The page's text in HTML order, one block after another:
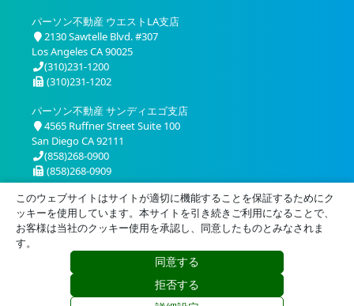
パーソン不動産 ウエストLA支店
2130 Sawtelle Blvd. #307
Los Angeles CA 90025
(310)231-1200
(310)231-1202
パーソン不動産 サンディエゴ支店
4565 Ruffner Street Suite 100
San Diego CA 92111
(858)268-0900
(858)268-0909
© 2026 Person Realty, Inc. All Rights Reserved.
このウェブサイトはサイトが適切に機能することを保証するためにク
ッキーを使用しています。本サイトを引き続きご利用になることで、
お客様は当社のクッキー使用を承認し、同意したものとみなされま
す。
同意する
拒否する